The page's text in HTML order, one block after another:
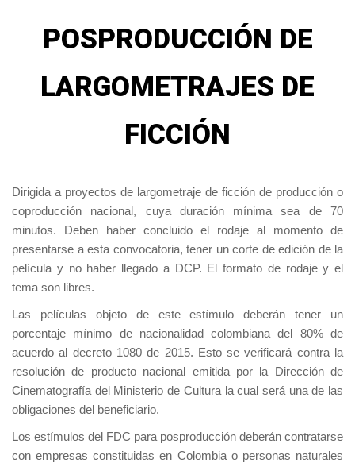
POSPRODUCCIÓN DE
LARGOMETRAJES DE
FICCIÓN
Dirigida a proyectos de largometraje de ficción de producción o
coproducción nacional, cuya duración mínima sea de 70
minutos. Deben haber concluido el rodaje al momento de
presentarse a esta convocatoria, tener un corte de edición de la
película y no haber llegado a DCP. El formato de rodaje y el
tema son libres.
Las películas objeto de este estímulo deberán tener un
porcentaje mínimo de nacionalidad colombiana del 80% de
acuerdo al decreto 1080 de 2015. Esto se verificará contra la
resolución de producto nacional emitida por la Dirección de
Cinematografía del Ministerio de Cultura la cual será una de las
obligaciones del beneficiario.
Los estímulos del FDC para posproducción deberán contratarse
con empresas constituidas en Colombia o personas naturales